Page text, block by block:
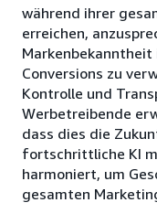
während ihrer
erreichen,
Conversions zu
Kontrolle und
Werbetreibende
dass dies die
fortschrittliche KI
harmoniert, um
gesamten